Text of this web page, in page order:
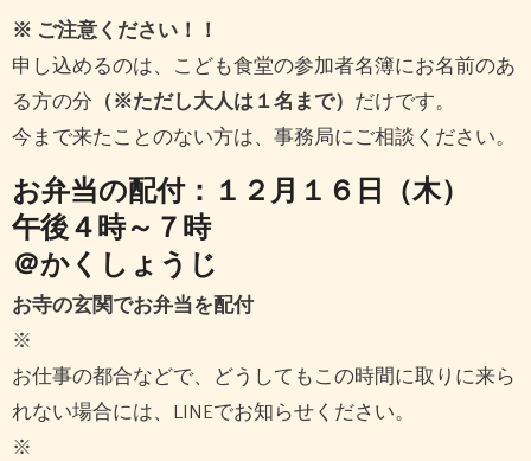
※ ご注意ください！！
申し込めるのは、こども食堂の参加者名簿にお名前のあ
る方の分 （※ただし大人は１名まで） だけです。
今まで来たことのない方は、事務局にご相談ください。
お弁当の配付：１２月１６日（木）
午後４時～７時
＠かくしょうじ
お寺の玄関でお弁当を配付
※
お仕事の都合などで、どうしてもこの時間に取りに来ら
れない場合には、LINEでお知らせください。
※